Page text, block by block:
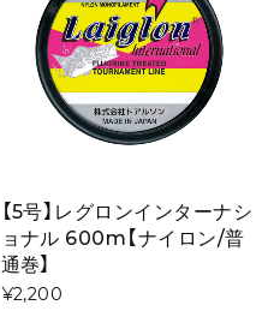
【5号】レグロンインターナシ
ョナル 600m【ナイロン/普
通巻】
¥2,200